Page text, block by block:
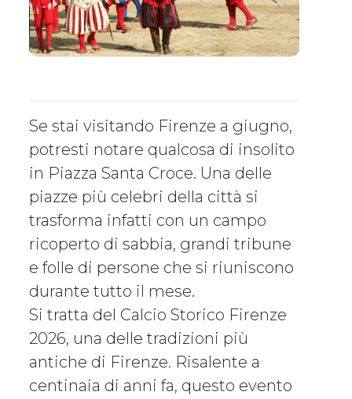
Se stai visitando Firenze a giugno,
potresti notare qualcosa di insolito
in Piazza Santa Croce. Una delle
piazze più celebri della città si
trasforma infatti con un campo
ricoperto di sabbia, grandi tribune
e folle di persone che si riuniscono
durante tutto il mese.
Si tratta del Calcio Storico Firenze
2026, una delle tradizioni più
antiche di Firenze. Risalente a
centinaia di anni fa, questo evento